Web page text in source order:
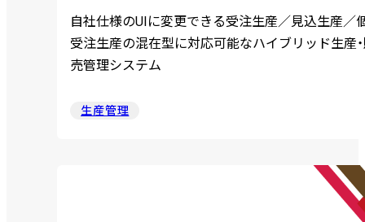
自社仕様のUIに変更できる受注生産／見込生産／
受注生産の混在型に対応可能なハイブリッド生産
売管理システム
生産管理